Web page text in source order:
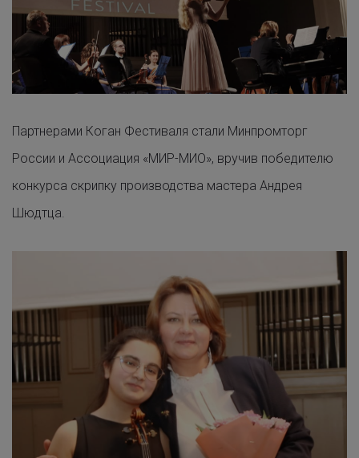
Партнерами Коган Фестиваля стали Минпромторг
России и Ассоциация «МИР-МИО», вручив победителю
конкурса скрипку производства мастера Андрея
Шюдтца.